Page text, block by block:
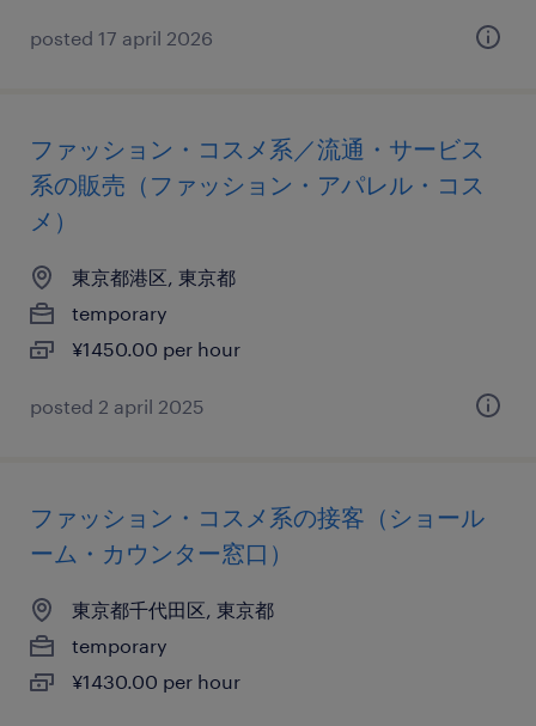
posted 17 april 2026
ファッション・コスメ系／流通・サービス
系の販売（ファッション・アパレル・コス
メ）
東京都港区, 東京都
temporary
¥1450.00 per hour
posted 2 april 2025
ファッション・コスメ系の接客（ショール
ーム・カウンター窓口）
東京都千代田区, 東京都
temporary
¥1430.00 per hour